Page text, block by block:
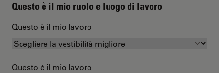
Questo è il mio ruolo e luogo di lavoro
Questo è il mio lavoro
Questo è il mio lavoro